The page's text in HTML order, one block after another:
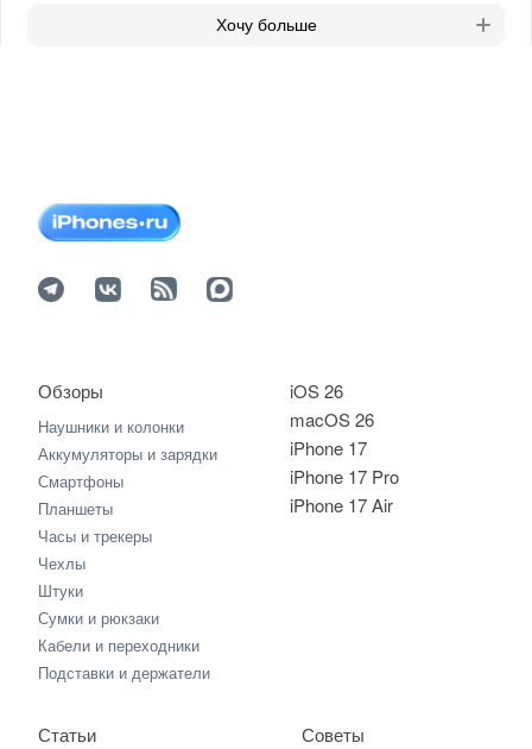
Хочу больше
iOS 26
macOS 26
iPhone 17
iPhone 17 Pro
iPhone 17 Air
Обзоры
Наушники и колонки
Аккумуляторы и зарядки
Смартфоны
Планшеты
Часы и трекеры
Чехлы
Штуки
Сумки и рюкзаки
Кабели и переходники
Подставки и держатели
Статьи
Советы